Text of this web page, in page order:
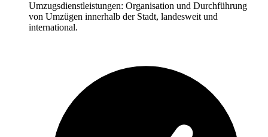
Umzugsdienstleistungen: Organisation und Durchführung
von Umzügen innerhalb der Stadt, landesweit und
international.